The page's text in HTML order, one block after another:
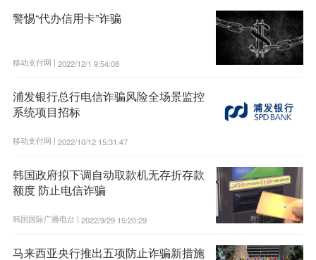
警惕“代办信用卡”诈骗
移动支付网 | 2022/12/1 9:54:08
浦发银行总行电信诈骗风险全场景监控
系统项目招标
移动支付网 | 2022/10/12 15:31:47
韩国政府拟下调自动取款机无存折存款
额度 防止电信诈骗
韩国国际广播电台 | 2022/9/29 15:20:29
马来西亚央行推出五项防止诈骗新措施